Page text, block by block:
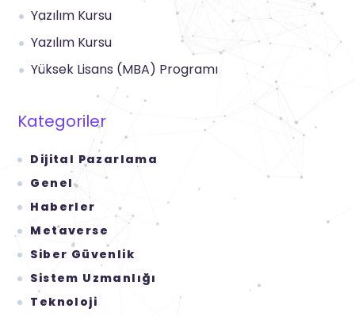
Yazılım Kursu
Yazılım Kursu
Yüksek Lisans (MBA) Programı
Kategoriler
Dijital Pazarlama
Genel
Haberler
Metaverse
Siber Güvenlik
Sistem Uzmanlığı
Teknoloji